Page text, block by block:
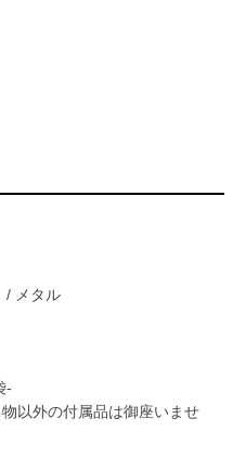
/ メタル
-
以外の付属品は御座いませ